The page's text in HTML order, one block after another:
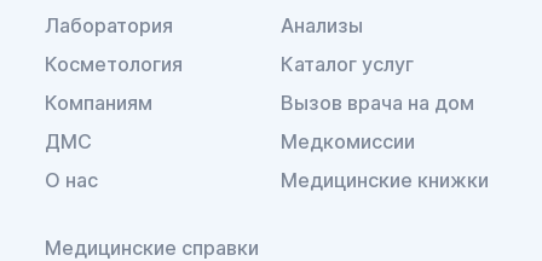
Лаборатория
Косметология
Компаниям
ДМС
О нас
Анализы
Каталог услуг
Вызов врача на дом
Медкомиссии
Медицинские книжки
Медицинские справки